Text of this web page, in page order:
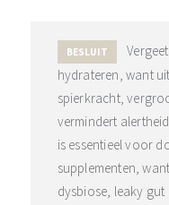
BESLUIT
hydrateren, want
spierkracht,
vermindert
is essentieel voor
supplementen,
dysbiose, leaky